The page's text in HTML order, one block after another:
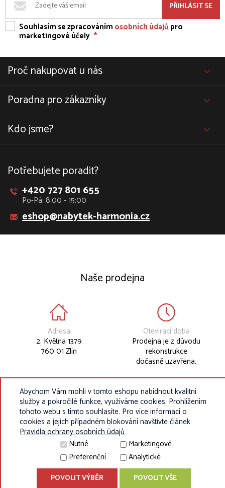
PŘIHLÁSIT SE
Souhlasím se zpracovánímosobních údajůpro
marketingové účely *
Proč nakupovat u nás
Poradna pro zákazníky
Kdo jsme?
Potřebujete poradit?
+420 727 801 655
Po-Pá: 8:00 - 15:00
eshop@nabytek-harmonia.cz
Naše prodejna
Adresa
2. Května 1379
760 01 Zlín
Otevírací doba
Prodejna je z důvodu
rekonstrukce
dočasně uzavřena.
Abychom Vám mohli v tomto eshopu nabídnout kvalitní
služby a pokročilé funkce, využíváme cookies. Prohlížením
tohoto webu s tímto souhlasíte. Pro více informací o
cookies a jejich případném blokování navštivte článek
Pravidla ochrany osobních údajů
Nutné
Marketingové
Preferenční
Analytické
POVOLIT VÝBĚR POVOLIT VŠE